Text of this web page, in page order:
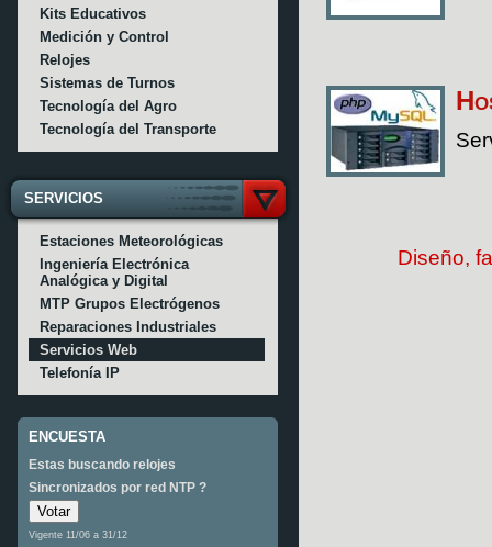
Kits Educativos
Medición y Control
Relojes
Sistemas de Turnos
Tecnología del Agro
Tecnología del Transporte
SERVICIOS
Estaciones Meteorológicas
Ingeniería Electrónica
Analógica y Digital
MTP Grupos Electrógenos
Reparaciones Industriales
Servicios Web
Telefonía IP
ENCUESTA
Estas buscando relojes
Sincronizados por red NTP ?
Vigente 11/06 a 31/12
Diseño,